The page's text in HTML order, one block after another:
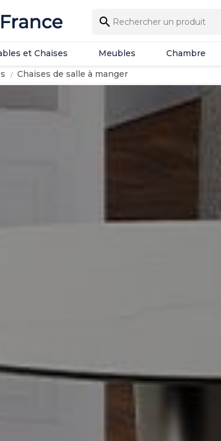

et Chaises Meubles Chambre
Chaises de salle à manger